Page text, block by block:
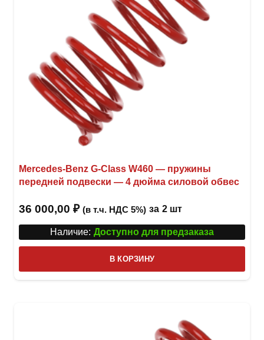
Mercedes-Benz G-Class W460 — пружины
передней подвески — 4 дюйма силовой обвес
36 000,00 ₽ (в т.ч. НДС 5%) за 2 шт
Наличие: Доступно для предзаказа
В КОРЗИНУ